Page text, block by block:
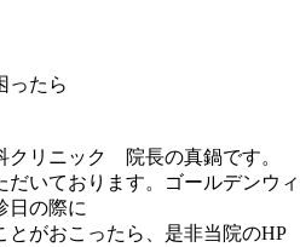
ったら
クリニック 院長の真鍋です。
いております。ゴールデンウィ
日の際に
がおこったら、是非当院のHP